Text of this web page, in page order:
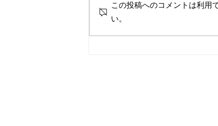
どんな一年にする？
この投稿へのコメントは利用
い。